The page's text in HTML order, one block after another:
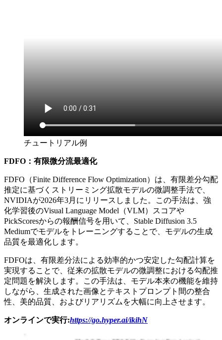
チュートリアル例
FDFO：有限微分流最適化
FDFO（Finite Difference Flow Optimization）は、有限差分勾配
推定に基づくストリーミング拡散モデルの微調整手法で、
NVIDIAが2026年3月にリリースしました。この手法は、強
化学習後のVisual Language Model（VLM）スコアや
PickScoresからの報酬信号を用いて、Stable Diffusion 3.5
Mediumでモデルをトレーニングすることで、モデルの生成
品質を最適化します。
FDFOは、有限差分法による効率的かつ安定した勾配計算を
実現することで、従来の拡散モデルの微調整における勾配推
定問題を解決します。この手法は、モデル本来の機能を維持
しながら、生成された画像とテキストプロンプト間の整合
性、美的品質、およびリアリズムを大幅に向上させます。
オンラインで実行:https://go.hyper.ai/ikihN